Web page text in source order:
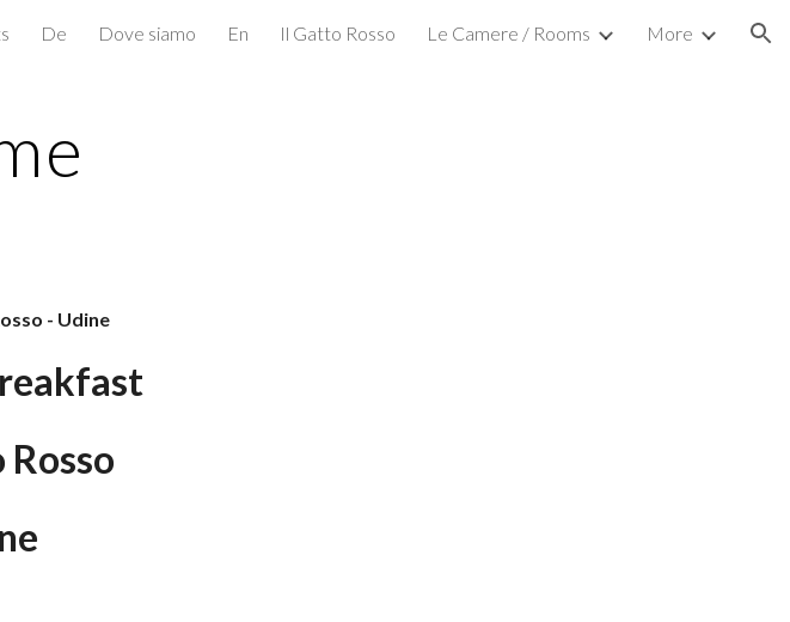
Skip to navigation
De Dove siamo En Il Gatto Rosso Le Camere / Rooms More
- Udine